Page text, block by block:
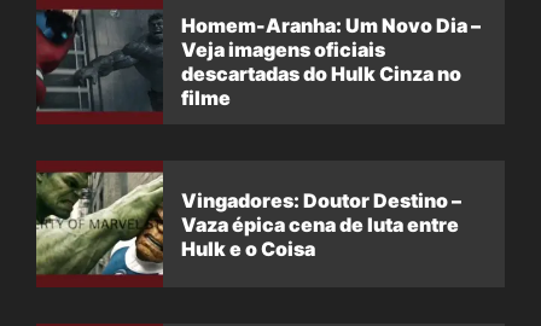
Homem-Aranha: Um Novo Dia –
Veja imagens oficiais
descartadas do Hulk Cinza no
filme
Vingadores: Doutor Destino –
Vaza épica cena de luta entre
Hulk e o Coisa